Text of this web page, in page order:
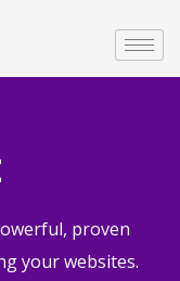
proven
your websites.